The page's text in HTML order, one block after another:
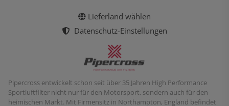
Lieferland wählen
Datenschutz-Einstellungen
Pipercross entwickelt schon seit über 35 Jahren High Performance
Sportluftfilter nicht nur für den Motorsport, sondern auch für den
heimischen Markt. Mit Firmensitz in Northampton, England befindet